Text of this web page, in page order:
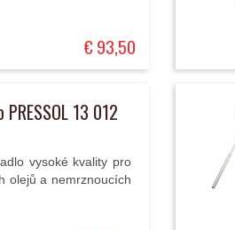
€ 93,50
13 012
vysoké kvality pro
olejů a nemrznoucích